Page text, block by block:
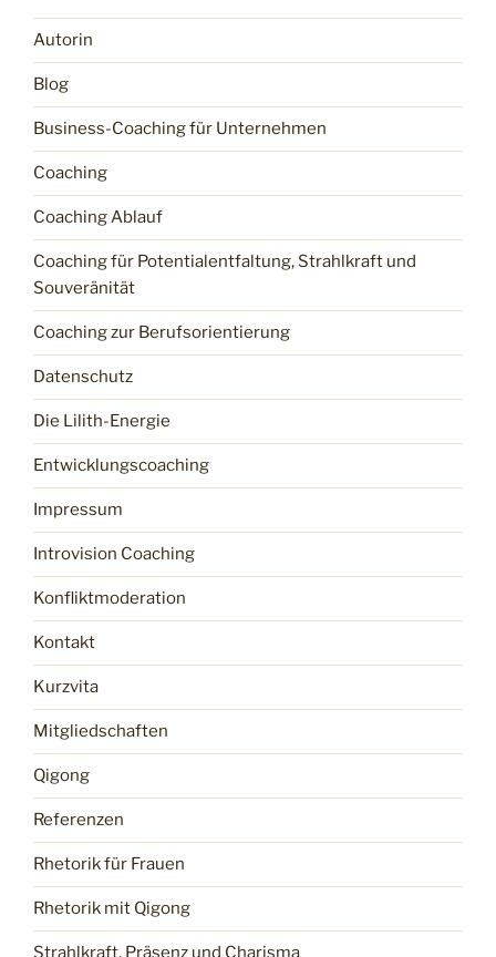
Autorin
Blog
Business-Coaching für Unternehmen
Coaching
Coaching Ablauf
Coaching für Potentialentfaltung, Strahlkraft und
Souveränität
Coaching zur Berufsorientierung
Datenschutz
Die Lilith-Energie
Entwicklungscoaching
Impressum
Introvision Coaching
Konfliktmoderation
Kontakt
Kurzvita
Mitgliedschaften
Qigong
Referenzen
Rhetorik für Frauen
Rhetorik mit Qigong
Strahlkraft, Präsenz und Charisma